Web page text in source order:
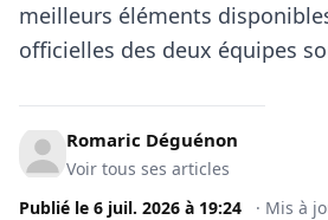
meilleurs éléments
officielles des deux équipes
Romaric Déguénon
Voir tous ses articles
Publié le 6 juil. 2026 à 19:24 · Mis à